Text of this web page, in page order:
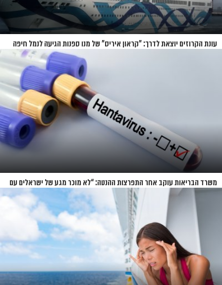
עונת הקרוזים יוצאת לדרך: "קראון איריס" של מנו ספנות הגיעה לנמל חיפה
משרד הבריאות עוקב אחר התפרצות ההנטה: “לא מוכר מגע של ישראלים עם
החולים”